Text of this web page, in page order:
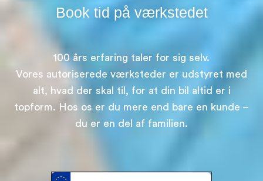
Book tid på værkstedet
100 års erfaring taler for sig selv.
Vores autoriserede værksteder er udstyret med
alt, hvad der skal til, for at din bil altid er i
topform. Hos os er du mere end bare en kunde –
du er en del af familien.